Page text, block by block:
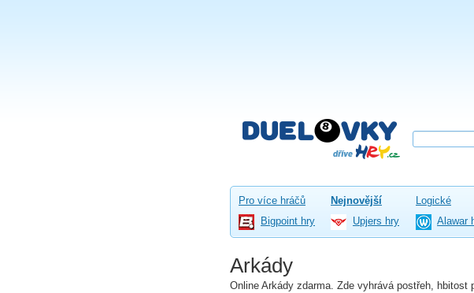
Pro více hráčů Nejnovější Logické
Bigpoint hry
Upjers hry Alawar
Arkády
Online Arkády zdarma. Zde vyhrává postřeh,